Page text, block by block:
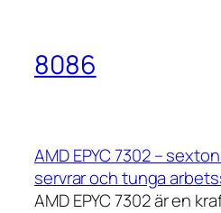
8086
AMD EPYC 7302 –
servrar och tunga
AMD EPYC 7302 är en